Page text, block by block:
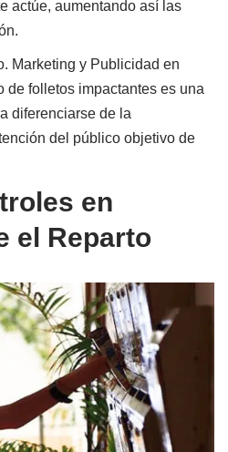
actúe, aumentando así las
Marketing y Publicidad en
de folletos impactantes es una
diferenciarse de la
del público objetivo de
en
el Reparto